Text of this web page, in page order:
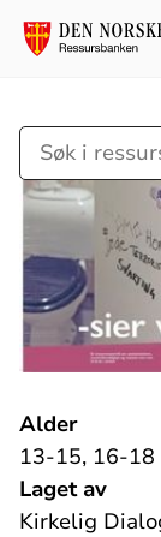
Søk
i
ressursene
Alder
13-15, 16-18
Laget av
Kirkelig